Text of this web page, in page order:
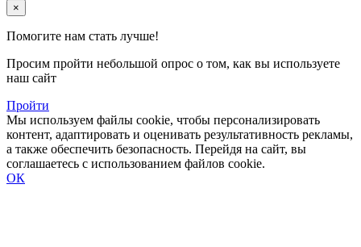
×
Помогите нам стать лучше!
Просим пройти небольшой опрос о том, как вы используете
наш сайт
Пройти
Мы используем файлы cookie, чтобы персонализировать
контент, адаптировать и оценивать результативность рекламы,
а также обеспечить безопасность. Перейдя на сайт, вы
соглашаетесь с использованием файлов cookie.
ОК